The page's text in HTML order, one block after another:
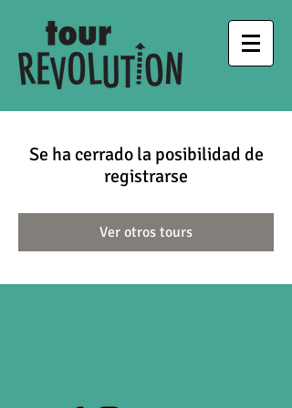
Se ha cerrado la posibilidad de
registrarse
Ver otros tours